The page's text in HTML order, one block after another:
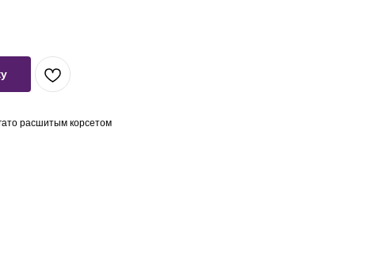
расшитым корсетом